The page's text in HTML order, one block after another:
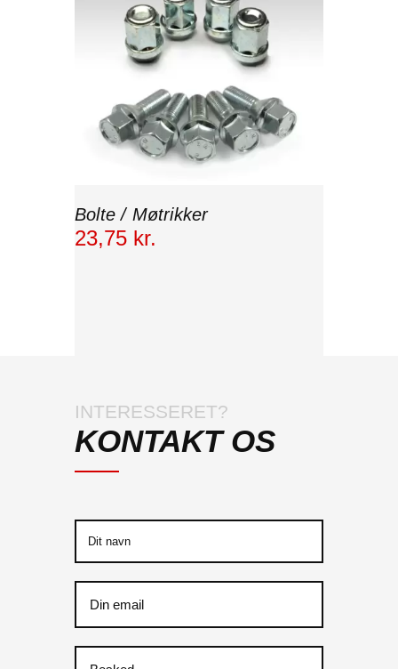
Bolte / Møtrikker
23,75 kr.
INTERESSERET?
KONTAKT OS